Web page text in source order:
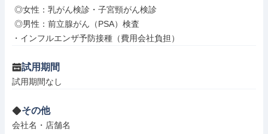
・インフルエンザ予防接種（費用会社負担）
試用期間
試用期間なし
その他
会社名・店舗名